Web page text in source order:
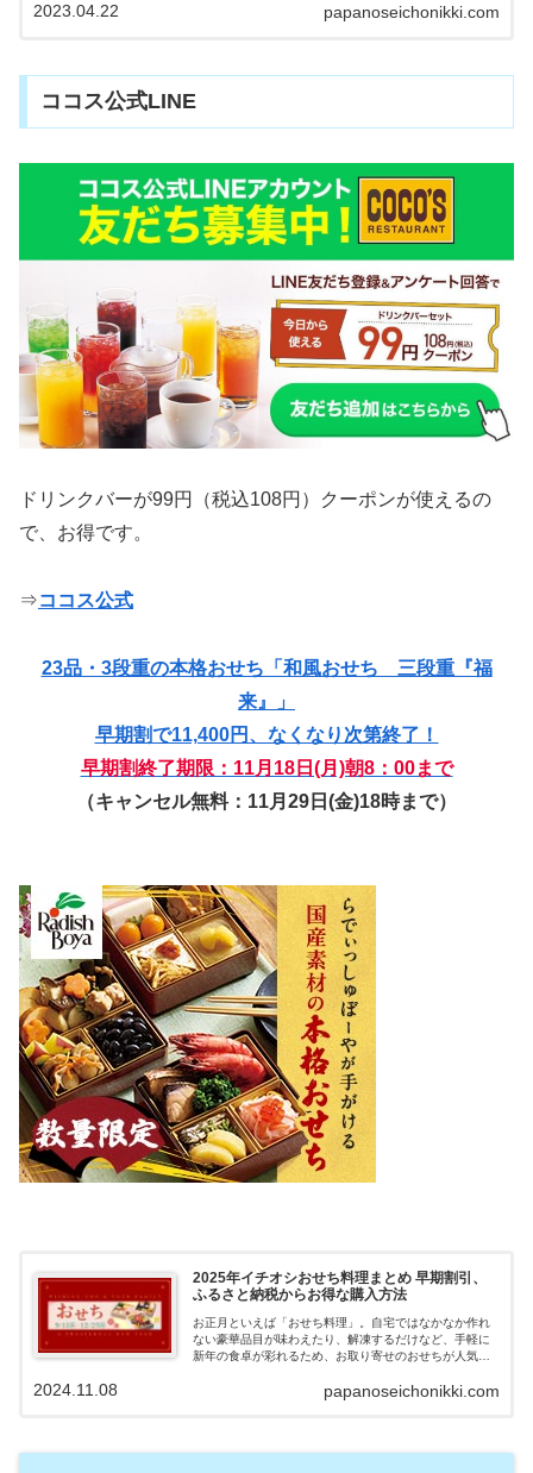
papanoseichonikki.com
2023.04.22
ココス公式LINE
ドリンクバーが99円（税込108円）クーポンが使えるの
で、お得です。
⇒ココス公式
23品・3段重の本格おせち「和風おせち 三段重『福
来』」
早期割で11,400円、なくなり次第終了！
早期割終了期限：11月18日(月)朝8：00まで
（キャンセル無料：11月29日(金)18時まで）
2025年イチオシおせち料理まとめ 早期割引、
ふるさと納税からお得な購入方法
お正月といえば「おせち料理」。自宅ではなかなか作れ
ない豪華品目が味わえたり、解凍するだけなど、手軽に
新年の食卓が彩れるため、お取り寄せのおせちが人気を
り、人気のおせち料理は完売するものも出てきていま
す。人気シェフ監修の数量限定のもの、早期割引などの
papanoseichonikki.com
2024.11.08